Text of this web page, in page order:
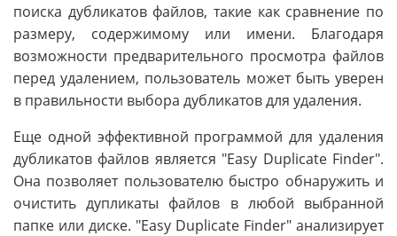
поиска дубликатов файлов, такие как сравнение по
размеру, содержимому или имени. Благодаря
возможности предварительного просмотра файлов
перед удалением, пользователь может быть уверен
в правильности выбора дубликатов для удаления.
Еще одной эффективной программой для удаления
дубликатов файлов является "Easy Duplicate Finder".
Она позволяет пользователю быстро обнаружить и
очистить дупликаты файлов в любой выбранной
папке или диске. "Easy Duplicate Finder" анализирует